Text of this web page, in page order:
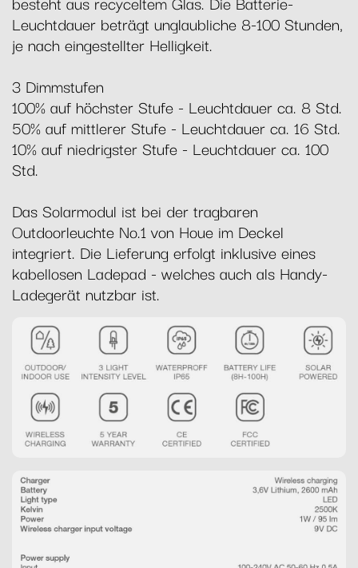
Leuchtdauer beträgt unglaubliche 8-100 Stunden,
je nach eingestellter Helligkeit.
3 Dimmstufen
100% auf höchster Stufe - Leuchtdauer ca. 8 Std.
50% auf mittlerer Stufe - Leuchtdauer ca. 16 Std.
10% auf niedrigster Stufe - Leuchtdauer ca. 100
Std.
Das Solarmodul ist bei der tragbaren
Outdoorleuchte No.1 von Houe im Deckel
integriert. Die Lieferung erfolgt inklusive eines
kabellosen Ladepad - welches auch als Handy-
Ladegerät nutzbar ist.